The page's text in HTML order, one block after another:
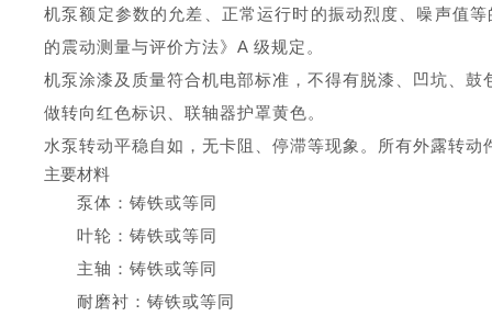
机泵额定参数的允差、正常运行时的振动烈度、噪声值
的震动测量与评价方法》 A 级规定。
机泵涂漆及质量符合机电部标准，不得有脱漆、凹坑、
做转向红色标识、联轴器护罩黄色。
水泵转动平稳自如，无卡阻、停滞等现象。所有外露转动
主要材料
泵体： 铸铁或等同
叶轮： 铸铁或等同
主轴： 铸铁或等同
耐磨衬： 铸铁或等同